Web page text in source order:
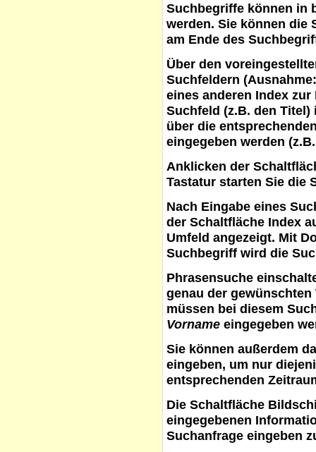
Suchbegriffe können in
werden. Sie können die
am Ende des
Über den
Suchfeldern
eines anderen Index
Suchfeld (z.B. den
über die
eingegeben werden
Anklicken der
Tastatur starten Sie die
Nach Eingabe eines
der Schaltfläche Index
Umfeld angezeigt. Mit
Suchbegriff wird die
Phrasensuche
genau der
müssen bei diesem
Vorname eingegeben
Sie können außerdem
eingeben, um nur
entsprechenden
Die Schaltfläche
eingegebenen
Suchanfrage eingeben